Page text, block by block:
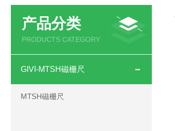
产品分类
PRODUCTS CATEGORY
GIVI-MTSH磁栅尺
MTSH磁栅尺